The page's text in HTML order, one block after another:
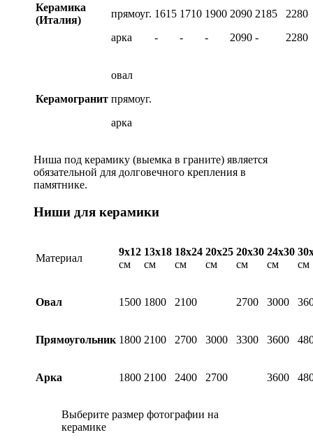
Керамика
(Италия)
прямоуг.
арка
1615
-
1710
-
1900
-
2090
2090
2185
-
2280
2280
Керамогранит
овал
прямоуг.
арка
Ниша под керамику (выемка в граните) является
обязательной для долговечного крепления в
памятнике.
Ниши для керамики
Материал
9х12
см
13х18
см
18х24
см
20х25
см
20х30
см
24х30
см
см
Овал 1500 1800 2100 2700 3000
Прямоугольник 1800 2100 2700 3000 3300 3600
Арка 1800 2100 2400 2700 3600
Выберите размер фотографии на
керамике